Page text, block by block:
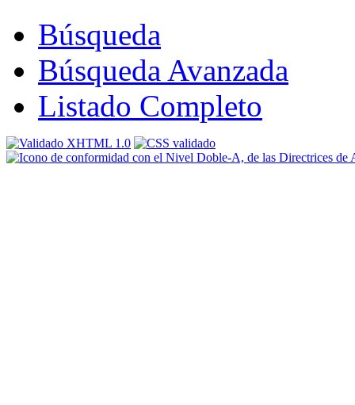
Búsqueda
Búsqueda Avanzada
Listado Completo